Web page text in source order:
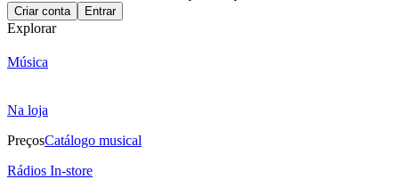
Criar conta Entrar
Explorar
Música
Na loja
PreçosCatálogo musical
Rádios In-store